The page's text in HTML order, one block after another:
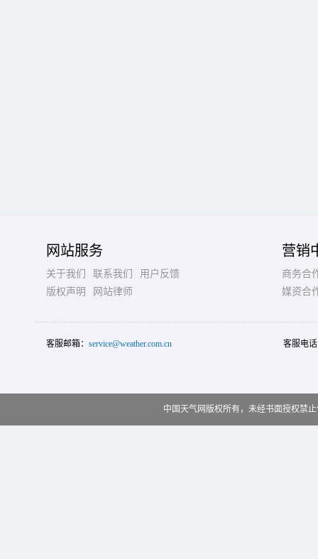
网站服务
关于我们 联系我们
用户反馈
版权声明
网站律师
营销
商务合
媒资合
客服邮箱： service@weather.com.cn 客服电
中国天气网版权所有，未经书面授权